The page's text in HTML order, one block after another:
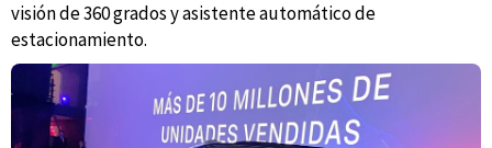
visión de 360 grados y asistente automático de
estacionamiento.